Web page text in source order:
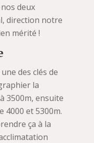
deux
direction notre
mérité !
des clés de
la
3500m, ensuite
4000 et 5300m.
ça à la